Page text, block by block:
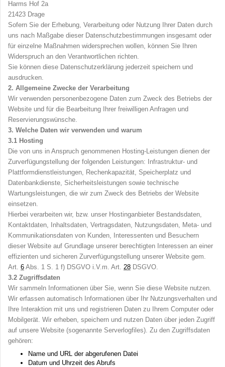
Harms Hof 2a
21423 Drage
Sofern Sie der Erhebung, Verarbeitung oder Nutzung Ihrer Daten durch
uns nach Maßgabe dieser Datenschutzbestimmungen insgesamt oder
für einzelne Maßnahmen widersprechen wollen, können Sie Ihren
Widerspruch an den Verantwortlichen richten.
Sie können diese Datenschutzerklärung jederzeit speichern und
ausdrucken.
2. Allgemeine Zwecke der Verarbeitung
Wir verwenden personenbezogene Daten zum Zweck des Betriebs der
Website und für die Bearbeitung Ihrer freiwilligen Anfragen und
Reservierungswünsche.
3. Welche Daten wir verwenden und warum
3.1 Hosting
Die von uns in Anspruch genommenen Hosting-Leistungen dienen der
Zurverfügungstellung der folgenden Leistungen: Infrastruktur- und
Plattformdienstleistungen, Rechenkapazität, Speicherplatz und
Datenbankdienste, Sicherheitsleistungen sowie technische
Wartungsleistungen, die wir zum Zweck des Betriebs der Website
einsetzen.
Hierbei verarbeiten wir, bzw. unser Hostinganbieter Bestandsdaten,
Kontaktdaten, Inhaltsdaten, Vertragsdaten, Nutzungsdaten, Meta- und
Kommunikationsdaten von Kunden, Interessenten und Besuchern
dieser Website auf Grundlage unserer berechtigten Interessen an einer
effizienten und sicheren Zurverfügungstellung unserer Website gem.
Art. 6 Abs. 1 S. 1 f) DSGVO i.V.m. Art. 28 DSGVO.
3.2 Zugriffsdaten
Wir sammeln Informationen über Sie, wenn Sie diese Website nutzen.
Wir erfassen automatisch Informationen über Ihr Nutzungsverhalten und
Ihre Interaktion mit uns und registrieren Daten zu Ihrem Computer oder
Mobilgerät. Wir erheben, speichern und nutzen Daten über jeden Zugriff
auf unsere Website (sogenannte Serverlogfiles). Zu den Zugriffsdaten
gehören:
Name und URL der abgerufenen Datei
Datum und Uhrzeit des Abrufs